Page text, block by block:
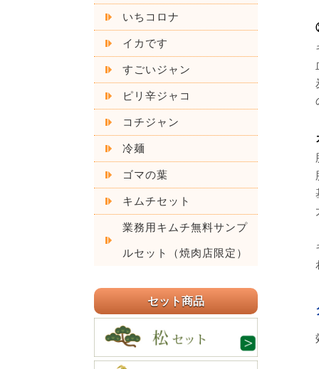
いちコロナ
イカです
すごいジャン
ピリ辛ジャコ
コチジャン
冷麺
ゴマの葉
キムチセット
業務用キムチ無料サンプ
ルセット（焼肉店限定）
セット商品